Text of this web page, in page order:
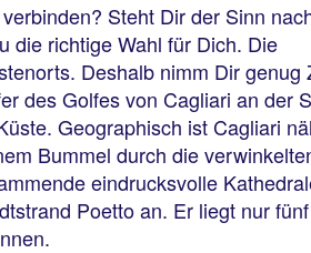
Steht Dir der Sinn
die richtige Wahl für Dich. Die
Deshalb nimm Dir genug
des Golfes von Cagliari an der
Geographisch ist Cagliari
Bummel durch die
eindrucksvolle
Poetto an. Er liegt nur